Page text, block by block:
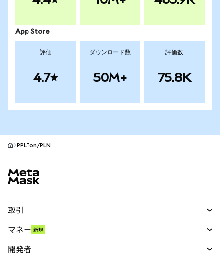
App Store
評価
4.7
ダウンロード数
50M+
評価数
75.8K
PPLTon/PLN
取引
パーペチュアル
マネー 新規
開発者